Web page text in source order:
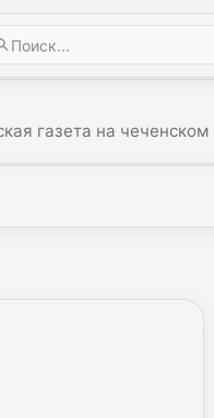
газета на чеченском